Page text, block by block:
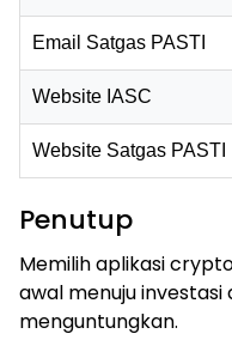
Email Satgas PASTI
Website IASC
Website Satgas PASTI
Penutup
Memilih aplikasi
awal menuju
menguntungkan.